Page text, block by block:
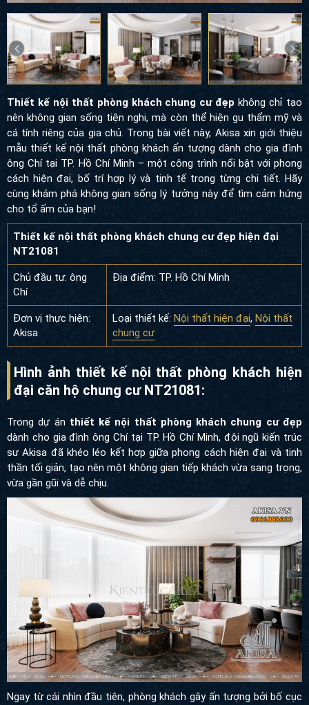
Thiết kế nội thất phòng khách chung cư đẹp không chỉ tạo
nên không gian sống tiện nghi, mà còn thể hiện gu thẩm mỹ và
cá tính riêng của gia chủ. Trong bài viết này, Akisa xin giới thiệu
mẫu thiết kế nội thất phòng khách ấn tượng dành cho gia đình
ông Chí tại TP. Hồ Chí Minh – một công trình nổi bật với phong
cách hiện đại, bố trí hợp lý và tinh tế trong từng chi tiết. Hãy
cùng khám phá không gian sống lý tưởng này để tìm cảm hứng
cho tổ ấm của bạn!
Thiết kế nội thất phòng khách chung cư đẹp hiện đại
NT21081
Chủ đầu tư: ông
Chí
Địa điểm: TP. Hồ Chí Minh
Đơn vị thực hiện:
Akisa
Loại thiết kế: Nội thất hiện đại, Nội thất
chung cư
Hình ảnh thiết kế nội thất phòng khách hiện
đại căn hộ chung cư NT21081:
Trong dự án thiết kế nội thất phòng khách chung cư đẹp
dành cho gia đình ông Chí tại TP. Hồ Chí Minh, đội ngũ kiến trúc
sư Akisa đã khéo léo kết hợp giữa phong cách hiện đại và tinh
thần tối giản, tạo nên một không gian tiếp khách vừa sang trọng,
vừa gần gũi và dễ chịu.
Ngay từ cái nhìn đầu tiên, phòng khách gây ấn tượng bởi bố cục